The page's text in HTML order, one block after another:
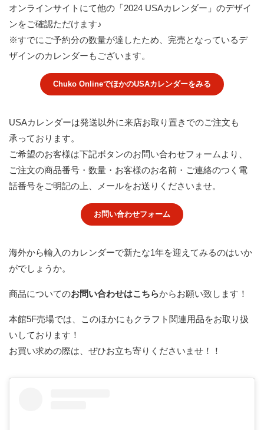
オンラインサイトにて他の「2024 USAカレンダー」のデザイ
ンをご確認ただけます♪
※すでにご予約分の数量が達したため、完売となっているデ
ザインのカレンダーもございます。
Chuko OnlineでほかのUSAカレンダーをみる
USAカレンダーは発送以外に来店お取り置きでのご注文も
承っております。
ご希望のお客様は下記ボタンのお問い合わせフォームより、
ご注文の商品番号・数量・お客様のお名前・ご連絡のつく電
話番号をご明記の上、メールをお送りくださいませ。
お問い合わせフォーム
海外から輸入のカレンダーで新たな1年を迎えてみるのはいか
がでしょうか。
商品についてのお問い合わせはこちらからお願い致します！
本館5F売場では、このほかにもクラフト関連用品をお取り扱
いしております！
お買い求めの際は、ぜひお立ち寄りくださいませ！！